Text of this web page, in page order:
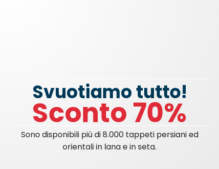
Svuotiamo tutto!
Sconto 70%
Sono disponibili più di 8.000 tappeti persiani ed
orientali in lana e in seta.